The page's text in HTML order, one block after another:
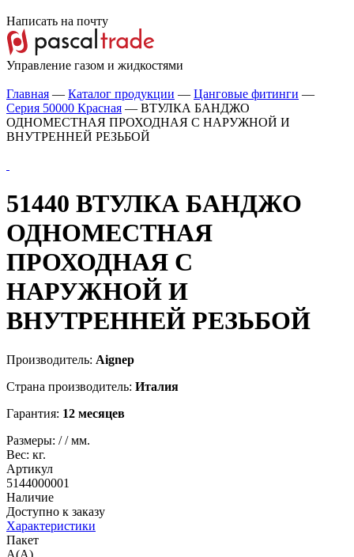
Написать на почту
Управление газом и жидкостями
Главная — Каталог продукции — Цанговые фитинги —
Серия 50000 Красная — ВТУЛКА БАНДЖО
ОДНОМЕСТНАЯ ПРОХОДНАЯ С НАРУЖНОЙ И
ВНУТРЕННЕЙ РЕЗЬБОЙ
51440 ВТУЛКА БАНДЖО
ОДНОМЕСТНАЯ
ПРОХОДНАЯ С
НАРУЖНОЙ И
ВНУТРЕННЕЙ РЕЗЬБОЙ
Производитель: Aignep
Страна производитель: Италия
Гарантия: 12 месяцев
Размеры: //мм.
Вес: кг.
Артикул
5144000001
Наличие
Доступно к заказу
Характеристики
Пакет
A(A)